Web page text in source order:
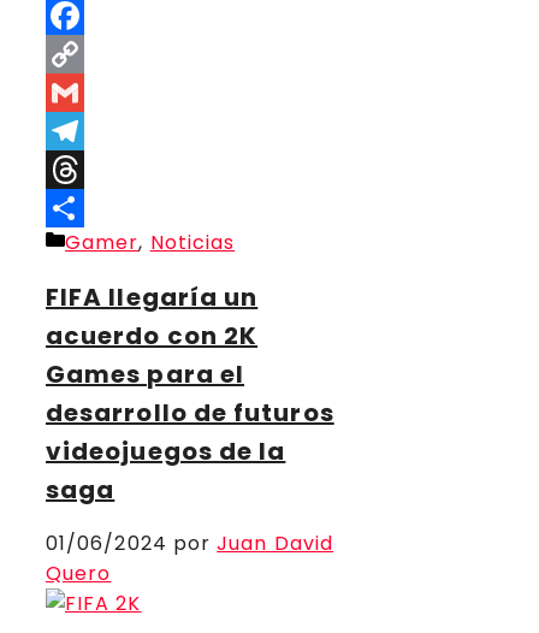
WhatsApp
Facebook
Copy
Link
Gmail
Telegram
Threads
Compartir
Categorías
Gamer, Noticias
FIFA llegaría un
acuerdo con 2K
Games para el
desarrollo de futuros
videojuegos de la
saga
01/06/2024 porJuan David
Quero